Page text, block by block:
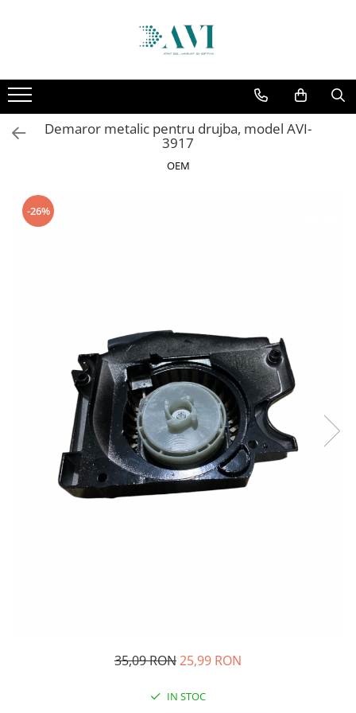
Casa
Accesorii uscatoare rufe
Aparate electrocasnice & accesorii
Accesorii pentru ochelari si lentile
de contact
Coloane de dus si seturi de dus
Odorizant toaleta
Oglinzi si mobilier baie
Ascutitoare cutite
Baterii sanitare bucatarie
Cantare de bucatarie
Chiuvete bucatarie
Tirbusoane si dopuri
Demaror metalic pentru drujba, model AVI-
3917
OEM
-26%
35,09 RON25,99 RON
IN STOC